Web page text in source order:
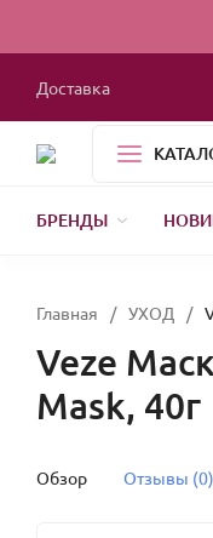
Доставка
БРЕНДЫ
Главная / УХОД /
Veze
Mask, 40г
Обзор Отзывы (0)